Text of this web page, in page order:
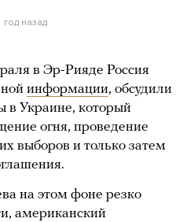
год назад
в Эр-Рияде Россия
информации, обсудили
в Украине, который
огня, проведение
выборов и только затем
на этом фоне резко
американский